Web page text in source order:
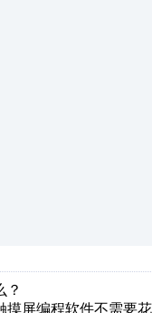
？
摸屏编程软件不需要